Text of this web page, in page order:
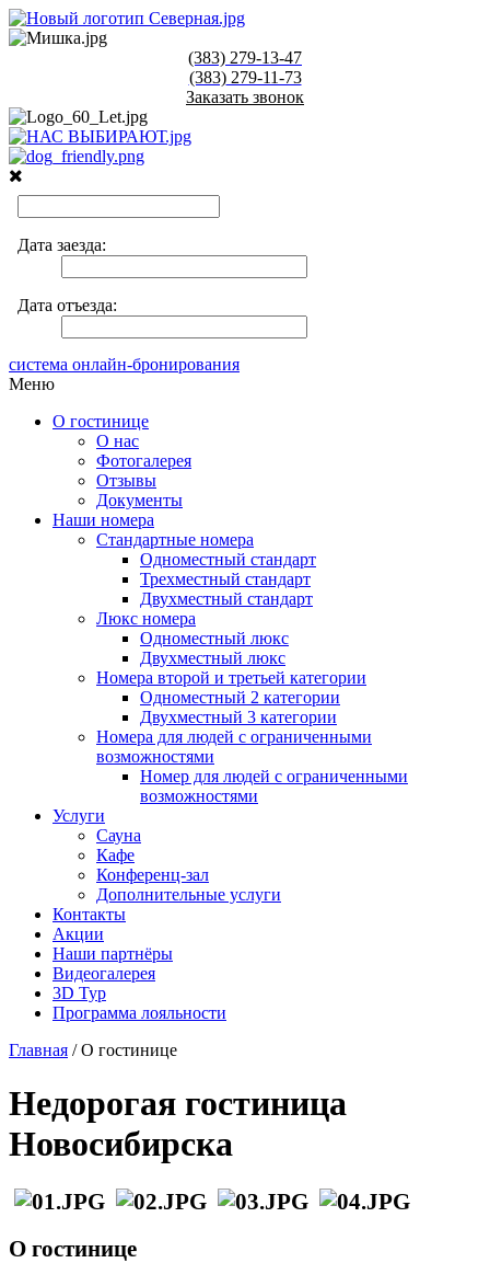
(383) 279-13-47
(383)279-11-73
Заказать звонок
система онлайн-бронирования
Меню
О гостинице
О нас
Фотогалерея
Отзывы
Документы
Наши номера
Стандартные номера
Одноместный стандарт
Трехместный стандарт
Двухместный стандарт
Люкс номера
Одноместный люкс
Двухместный люкс
Номера второй и третьей категории
Одноместный 2 категории
Двухместный 3 категории
Номера для людей с ограниченными
возможностями
Номер для людей с ограниченными
возможностями
Услуги
Сауна
Кафе
Конференц-зал
Дополнительные услуги
Контакты
Акции
Наши партнёры
Видеогалерея
3D Тур
Программа лояльности
Главная /О гостинице
Недорогая гостиница
Новосибирска
О гостинице